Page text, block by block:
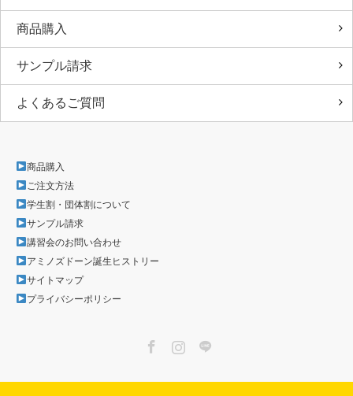
商品購入
サンプル請求
よくあるご質問
商品購入
ご注文方法
学生割・団体割について
サンプル請求
講習会のお問い合わせ
アミノズドーン誕生ヒストリー
サイトマップ
プライバシーポリシー